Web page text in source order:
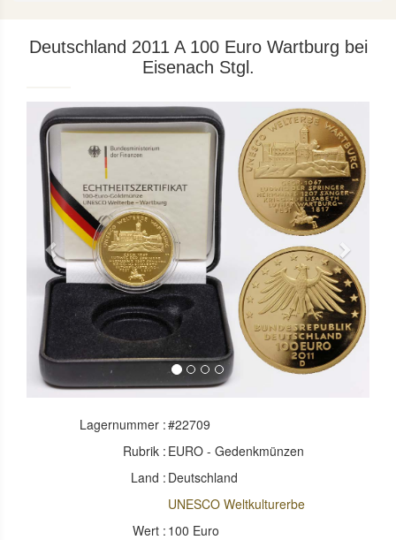
Deutschland 2011 A 100 Euro Wartburg bei
Eisenach Stgl.
Previous Next
Lagernummer :#22709
Rubrik : EURO - Gedenkmünzen
Land : Deutschland
UNESCO Weltkulturerbe
Wert : 100 Euro